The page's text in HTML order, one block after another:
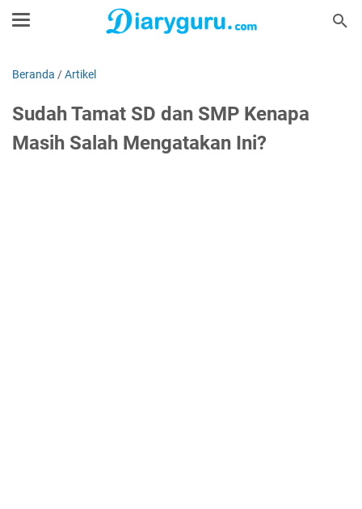
Beranda /Artikel
Sudah Tamat SD dan SMP Kenapa
Masih Salah Mengatakan Ini?